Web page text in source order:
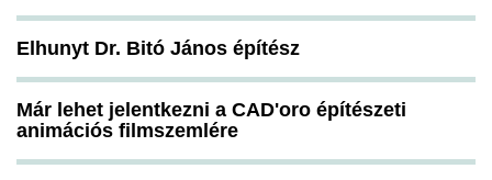
Elhunyt Dr. Bitó János építész
Már lehet jelentkezni a CAD'oro építészeti
animációs filmszemlére